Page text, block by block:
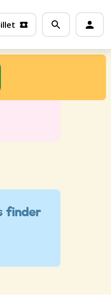
finder